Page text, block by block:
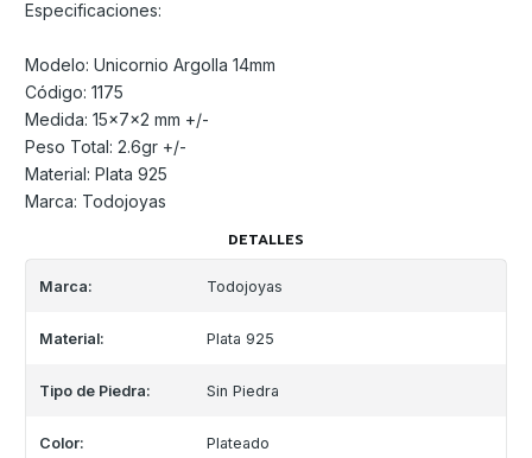
Especificaciones:
Modelo: Unicornio Argolla 14mm
Código: 1175
Medida: 15x7x2 mm +/-
Peso Total: 2.6gr +/-
Material: Plata 925
Marca: Todojoyas
DETALLES
Marca: Todojoyas
Material: Plata 925
Tipo de Piedra: Sin Piedra
Color: Plateado